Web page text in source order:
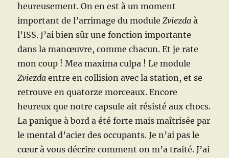
heureusement. On en est à un moment
important de l’arrimage du moduleZviezda à
l’ISS. J’ai bien sûr une fonction importante
dans la manœuvre, comme chacun. Et je rate
mon coup ! Mea maxima culpa ! Le module
Zviezda entre en collision avec la station, et se
retrouve en quatorze morceaux. Encore
heureux que notre capsule ait résisté aux chocs.
La panique à bord a été forte mais maîtrisée par
le mental d’acier des occupants. Je n’ai pas le
cœur à vous décrire comment on m’a traité. J’ai